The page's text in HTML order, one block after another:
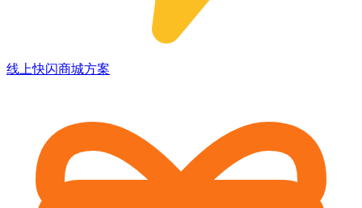
线上快闪商城方案